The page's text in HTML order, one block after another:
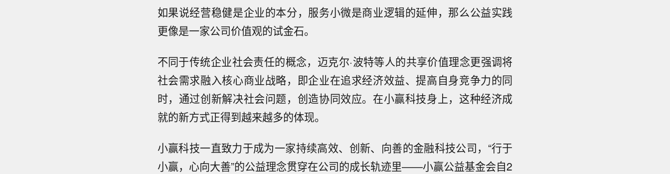
如果说经营稳健是企业的本分，服务小微是商业逻辑的延伸，那么公益实践
更像是一家公司价值观的试金石。
不同于传统企业社会责任的概念，迈克尔·波特等人的共享价值理念更强调将
社会需求融入核心商业战略，即企业在追求经济效益、提高自身竞争力的同
时，通过创新解决社会问题，创造协同效应。在小赢科技身上，这种经济成
就的新方式正得到越来越多的体现。
小赢科技一直致力于成为一家持续高效、创新、向善的金融科技公司，“行于
小赢，心向大善”的公益理念贯穿在公司的成长轨迹里——小赢公益基金会自2